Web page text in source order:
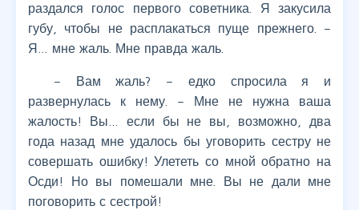
раздался голос первого советника. Я закусила
губу, чтобы не расплакаться пуще прежнего. –
Я… мне жаль. Мне правда жаль.
– Вам жаль? – едко спросила я и
развернулась к нему. – Мне не нужна ваша
жалость! Вы… если бы не вы, возможно, два
года назад мне удалось бы уговорить сестру не
совершать ошибку! Улететь со мной обратно на
Осди! Но вы помешали мне. Вы не дали мне
поговорить с сестрой!